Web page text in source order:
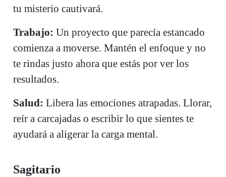
tu misterio cautivará.
Trabajo: Un proyecto que parecía estancado
comienza a moverse. Mantén el enfoque y no
te rindas justo ahora que estás por ver los
resultados.
Salud: Libera las emociones atrapadas. Llorar,
reír a carcajadas o escribir lo que sientes te
ayudará a aligerar la carga mental.
Sagitario